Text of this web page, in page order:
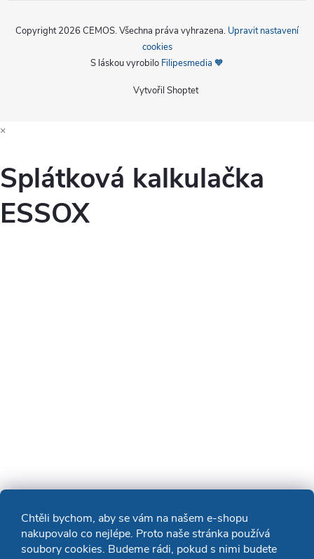
Chtěli bychom, aby se vám na našem e-shopu
nakupovalo co nejlépe. Proto naše stránka používá
soubory cookies. Budeme rádi, pokud s nimi budete
Vytvořil Shoptet
Copyright 2026 CEMOS. Všechna práva vyhrazena. Upravit nastavení
cookies
S láskou vyrobilo Filipesmedia 🧡
×
Splátková kalkulačka
ESSOX